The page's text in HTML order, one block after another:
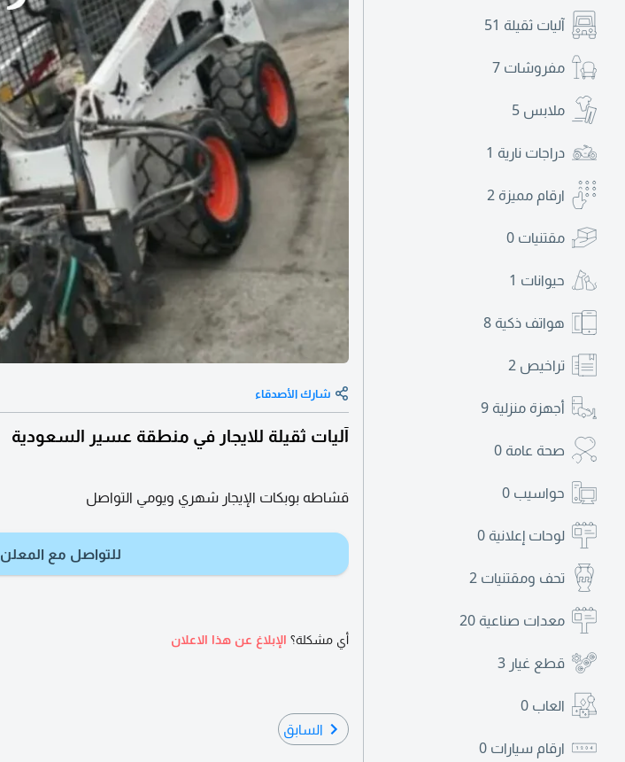
آليات ثقيلة 51
مفروشات 7
ملابس 5
دراجات نارية 1
ارقام مميزة 2
مقتنيات 0
حيوانات 1
هواتف ذكية 8
تراخيص 2
أجهزة منزلية 9
صحة عامة 0
حواسيب 0
لوحات إعلانية 0
تحف ومقتنيات 2
معدات صناعية 20
قطع غيار 3
العاب 0
ارقام سيارات 0
شارك الأصدقاء
آليات ثقيلة للايجار في منطقة عسير السعودية
قشاطه بوبكات الإيجار شهري ويومي التواصل
للتواصل مع المعلن
أي مشكلة؟ الإبلاغ عن هذا الاعلان
السابق